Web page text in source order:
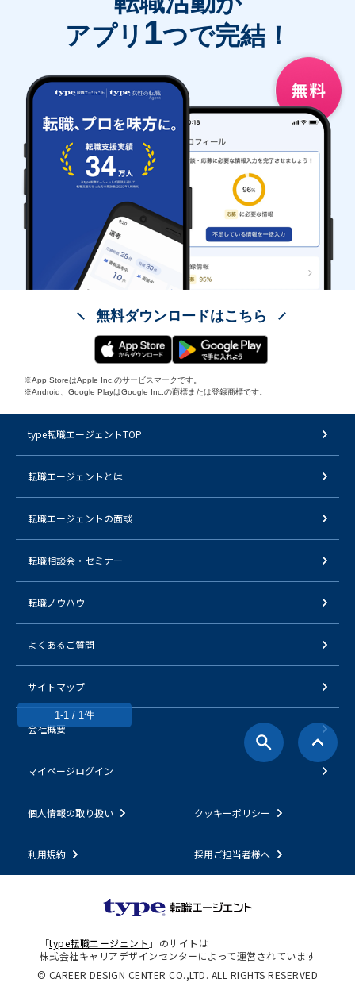
1-1 / 1件
アプリ 1つで完結！
無料ダウンロードはこちら
※App StoreはApple Inc.のサービスマークです。
※Android、Google PlayはGoogle Inc.の商標または登録商標です。
type転職エージェントTOP
転職エージェントとは
転職エージェントの面談
転職相談会・セミナー
転職ノウハウ
よくあるご質問
サイトマップ
会社概要
マイページログイン
個人情報の取り扱い クッキーポリシー
利用規約 採用ご担当者様へ
「type転職エージェント 」のサイトは
株式会社キャリアデザインセンターによって運営されています
© CAREER DESIGN CENTER CO.,LTD. ALL RIGHTS RESERVED